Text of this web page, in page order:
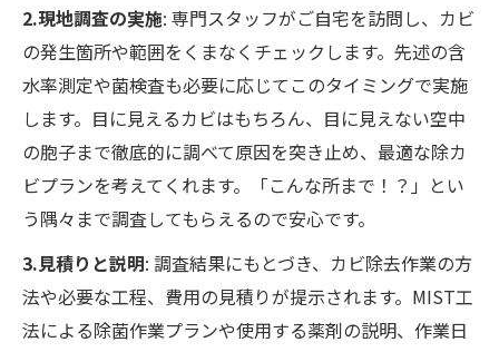
2.現地調査の実施: 専門スタッフがご自宅を訪問し、カビ
の発生箇所や範囲をくまなくチェックします。先述の含
水率測定や菌検査も必要に応じてこのタイミングで実施
します。目に見えるカビはもちろん、目に見えない空中
の胞子まで徹底的に調べて原因を突き止め、最適な除カ
ビプランを考えてくれます。「こんな所まで！？」とい
う隅々まで調査してもらえるので安心です。
3.見積りと説明: 調査結果にもとづき、カビ除去作業の方
法や必要な工程、費用の見積りが提示されます。MIST工
法による除菌作業プランや使用する薬剤の説明、作業日